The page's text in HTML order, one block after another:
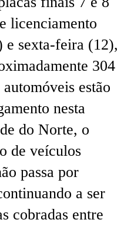
licenciamento
e sexta-feira (12),
304
estão
nesta
do Norte, o
de veículos
passa por
a ser
cobradas entre